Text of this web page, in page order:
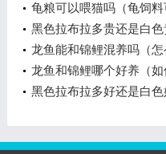
龟粮可以喂猫吗（龟饲料
黑色拉布拉多贵还是白色
龙鱼能和锦鲤混养吗（怎
龙鱼和锦鲤哪个好养（如
黑色拉布拉多好还是白色